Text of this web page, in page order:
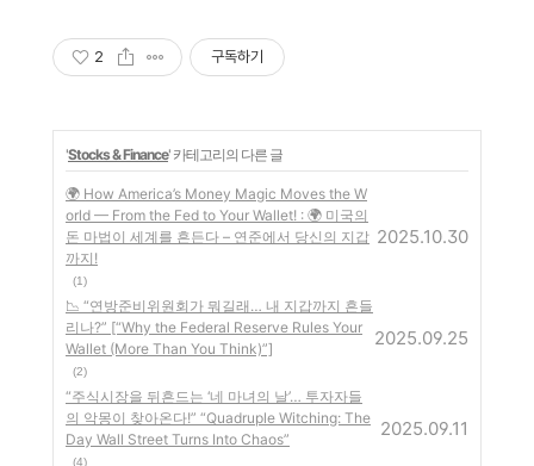
2 구독하기
'Stocks & Finance' 카테고리의 다른 글
🌍 How America’s Money Magic Moves the W
orld — From the Fed to Your Wallet! : 🌍 미국의
돈 마법이 세계를 흔든다 – 연준에서 당신의 지갑
까지!
(1)
2025.10.30
📉 “연방준비위원회가 뭐길래… 내 지갑까지 흔들
리나?” [“Why the Federal Reserve Rules Your
Wallet (More Than You Think)”]
(2)
2025.09.25
“주식시장을 뒤흔드는 ‘네 마녀의 날’… 투자자들
의 악몽이 찾아온다!” “Quadruple Witching: The
Day Wall Street Turns Into Chaos”
(4)
2025.09.11